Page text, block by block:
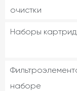
очистки
Наборы
наборе